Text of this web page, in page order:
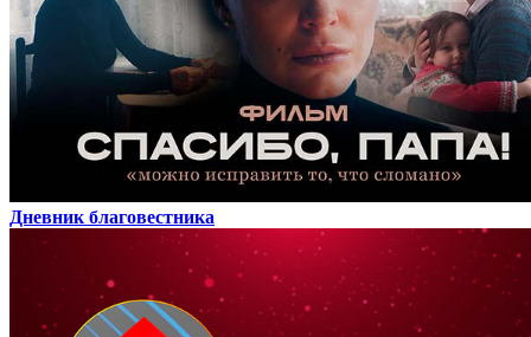
Дневник благовестника